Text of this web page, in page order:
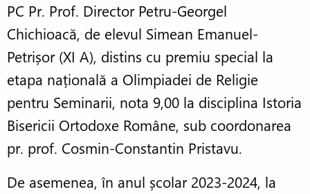
PC Pr. Prof. Director Petru-Georgel
Chichioacă, de elevul Simean Emanuel-
Petrișor (XI A), distins cu premiu special la
etapa națională a Olimpiadei de Religie
pentru Seminarii, nota 9,00 la disciplina Istoria
Bisericii Ortodoxe Române, sub coordonarea
pr. prof. Cosmin-Constantin Pristavu.
De asemenea, în anul școlar 2023-2024, la